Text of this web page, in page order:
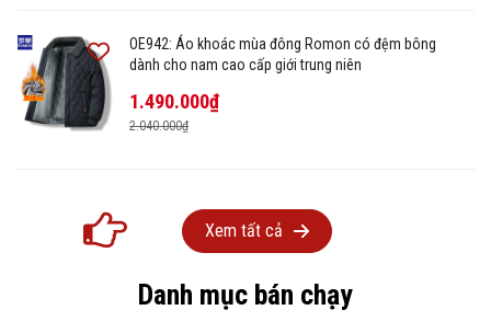
OE942: Áo khoác mùa đông Romon có đệm bông
dành cho nam cao cấp giới trung niên
1.490.000₫
2.040.000₫
Xem tất cả
Danh mục bán chạy